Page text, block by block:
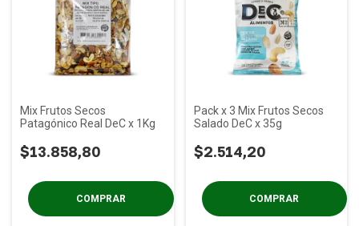
Mix Frutos Secos
Patagónico Real DeC x 1Kg
$13.858,80
Pack x 3 Mix Frutos Secos
Salado DeC x 35g
$2.514,20